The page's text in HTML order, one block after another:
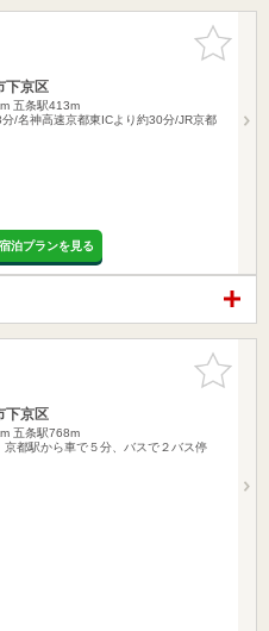
お気に入
りに追加
下京区
五条駅413m
/名神高速京都東ICより約30分/JR京都
泊プランを見る
お気に入
りに追加
下京区
五条駅768m
都駅から車で５分、バスで２バス停